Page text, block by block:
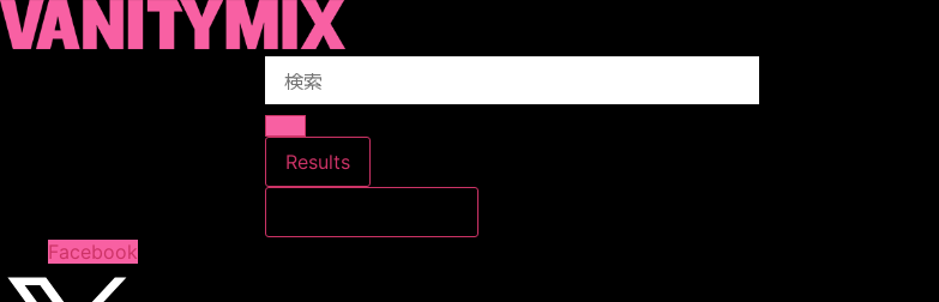
コ
ン
プ
Search
Results
Facebook